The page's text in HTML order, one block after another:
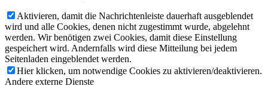
Aktivieren, damit die Nachrichtenleiste dauerhaft ausgeblendet
wird und alle Cookies, denen nicht zugestimmt wurde, abgelehnt
werden. Wir benötigen zwei Cookies, damit diese Einstellung
gespeichert wird. Andernfalls wird diese Mitteilung bei jedem
Seitenladen eingeblendet werden.
Hier klicken, um notwendige Cookies zu aktivieren/deaktivieren.
Andere externe Dienste